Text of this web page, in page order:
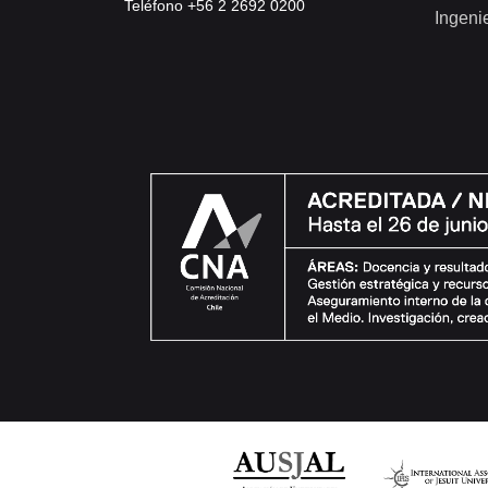
Teléfono +56 2 2692 0200